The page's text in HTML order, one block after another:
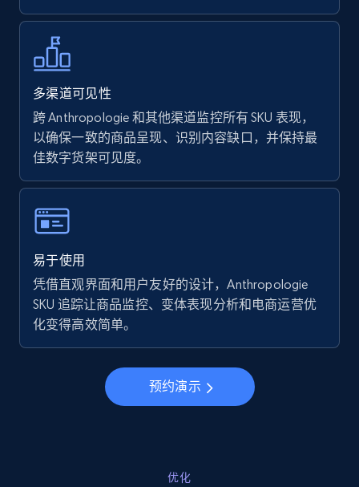
using specific category URL
URL, Final price, Sku, Currency, Gtin,
Specifications, Image urls, Top reviews, and
more.
5.6K+ 875+
Walmart - products - Collects products by
specific keywords
URL, Final price, Sku, Currency, Gtin,
Specifications, Image urls, Top reviews, and
more.
URL, Final price, Sku, Currency, Gtin,
多渠道可见性
跨 Anthropologie 和其他渠道监控所有 SKU 表现，
以确保一致的商品呈现、识别内容缺口，并保持最
佳数字货架可见度。
易于使用
凭借直观界面和用户友好的设计，Anthropologie
SKU 追踪让商品监控、变体表现分析和电商运营优
化变得高效简单。
预约演示
优化